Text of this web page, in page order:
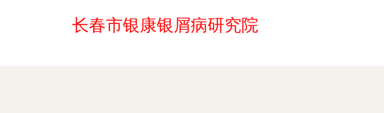
长春市银康银屑病研究院